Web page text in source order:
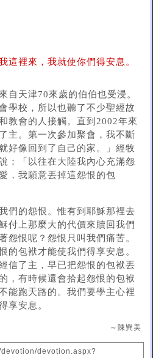
這裡來，我就使你們得安息。
自天津70來歲的伯伯也受浸。
學校，所以也聽了不少聖經故
教會的人接觸。直到2002年來
主。第一次參加聚會，我不斷
好像回到了自己的家。」經牧
：「以往在大陸我內心充滿怨
，我願意丟掉這怨恨的包
們的怨恨。惟有到耶穌那裡去
付上那麼大的代價來贖回我們
怨恨呢？怨恨只叫我們痛苦。
的包袱才能使我們得享安息。
信了主，早已把怨恨的包袱丟
，有時候還會拾起怨恨的包袱
能跑天路的。我們要學主心裡
享安息。
～陳巽美
devotion/devotion.aspx?